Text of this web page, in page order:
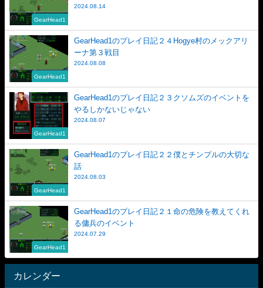
GearHead1
2024.08.14
GearHead1
GearHead1のプレイ日記２４Hogye村のメックアリ
ーナ第３戦目
2024.08.08
GearHead1
GearHead1のプレイ日記２３クソムズのイベントを
やるしかないじゃない
2024.08.07
GearHead1
GearHead1のプレイ日記２２僕とチンプルの大切な
話
2024.08.03
GearHead1
GearHead1のプレイ日記２１命の危険を教えてくれ
る傭兵のイベント
2024.07.29
カレンダー